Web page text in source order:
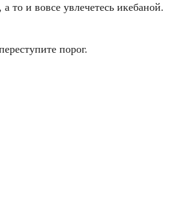
то и вовсе увлечетесь икебаной.
порог.